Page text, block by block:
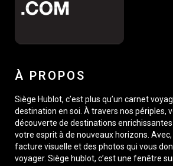
À PROPOS
Siège Hublot, c’est plus qu’un carnet
destination en soi. À travers nos périples,
découverte de destinations enrichissantes
votre esprit à de nouveaux horizons.
facture visuelle et des photos qui vous
voyager. Siège hublot, c’est une fenêtre